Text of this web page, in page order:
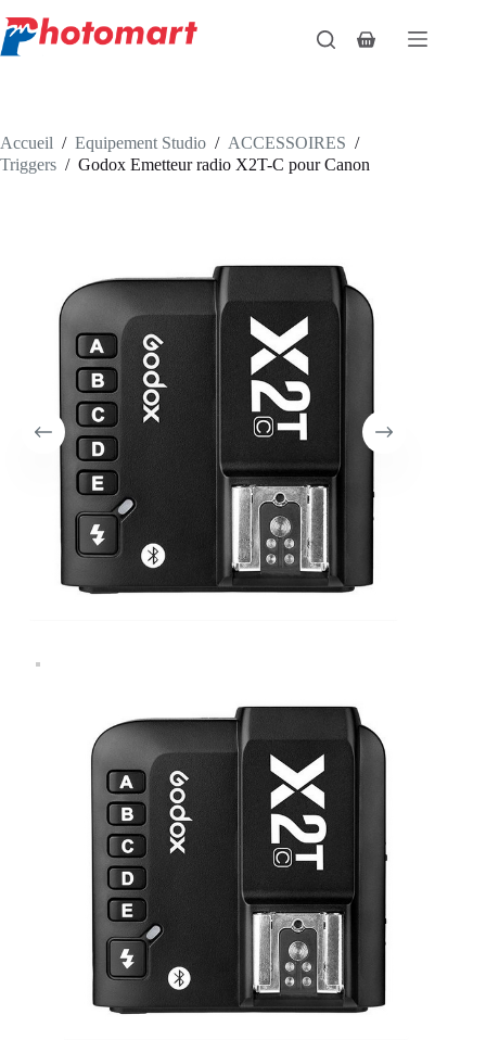
au
contenu
Panier
Accueil / Equipement Studio / ACCESSOIRES /
Triggers / Godox Emetteur radio X2T-C pour Canon